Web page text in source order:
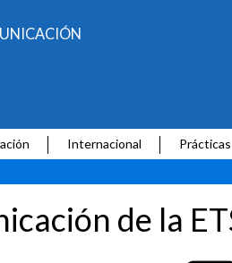
Internacional
de la